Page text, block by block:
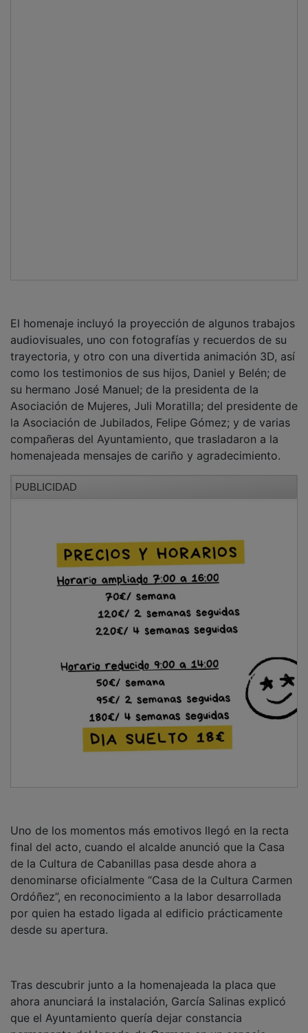
audiovisuales, uno con fotografías y recuerdos de su
trayectoria, y otro con una divertida animación 3D, así
como los testimonios de sus hijos, Daniel y Belén; de
su hermano José Manuel; de la presidenta de la
Asociación de Mujeres, Juli Moratilla; del presidente de
la Asociación de Jubilados, Felipe Gómez; y de varias
compañeras del Ayuntamiento, que trasladaron a la
homenajeada mensajes de cariño y agradecimiento.
final del acto, cuando el alcalde anunció que la Casa
de la Cultura de Cabanillas pasa desde ahora a
denominarse oficialmente “Casa de la Cultura Carmen
Ordóñez”, en reconocimiento a la labor desarrollada
por quien ha estado ligada al edificio prácticamente
desde su apertura.
ahora anunciará la instalación, García Salinas explicó
que el Ayuntamiento quería dejar constancia
permanente del legado de Carmen en un espacio